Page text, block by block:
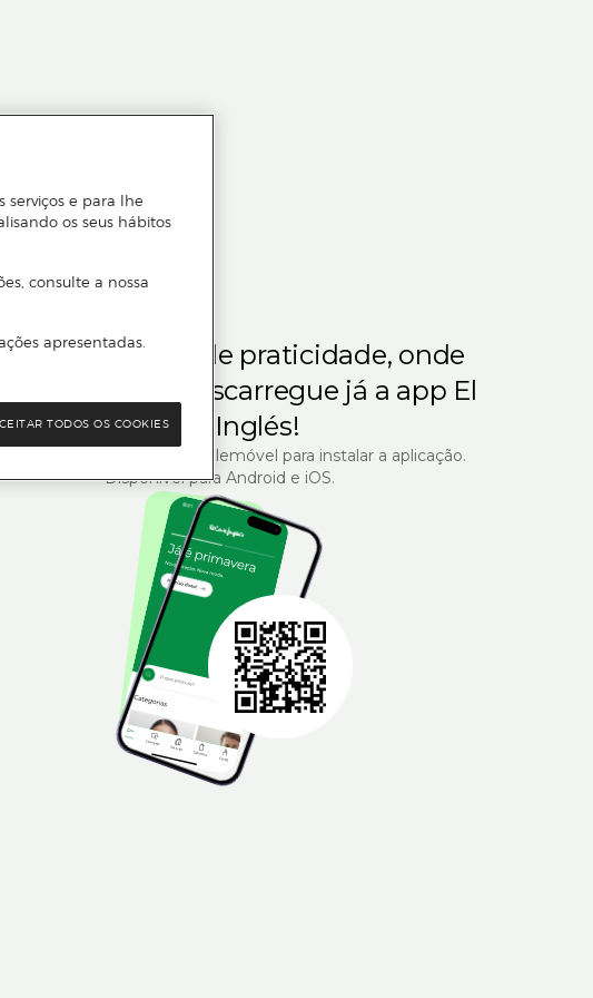
quem gosta de praticidade, onde
Descarregue já a app El
Corte Inglés!
o código QR com o seu telemóvel para instalar a aplicação.
Disponível para Android e iOS.
serviços e para lhe
os seus hábitos
consulte a nossa
apresentadas.
TODOS OS COOKIES